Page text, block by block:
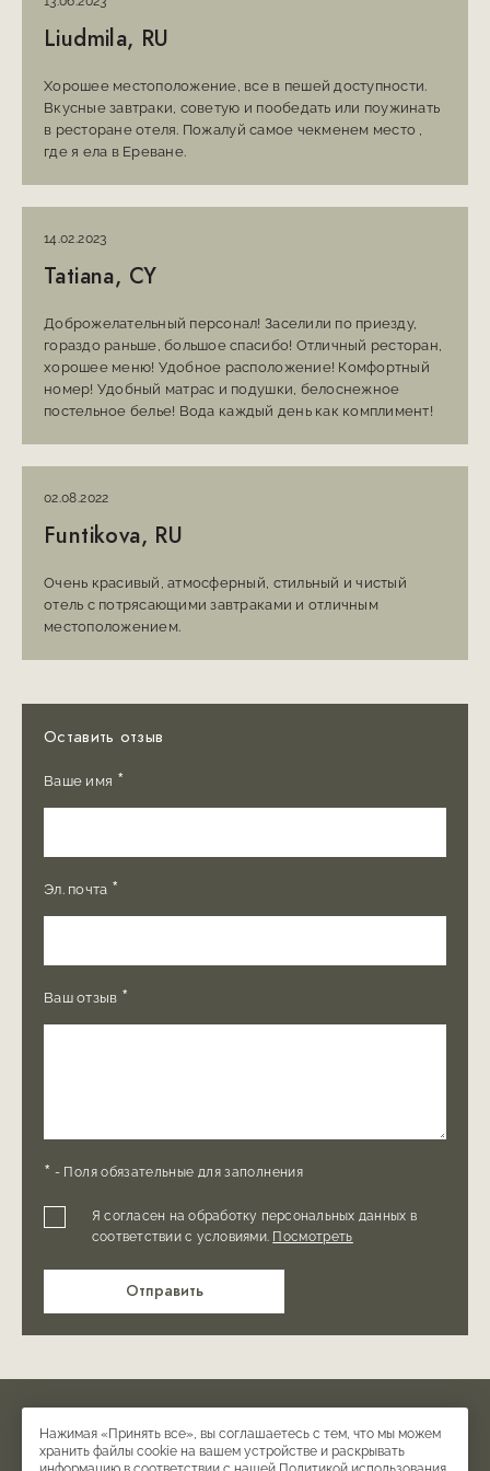
Нажимая «Принять все», вы соглашаетесь с тем, что мы можем
хранить файлы cookie на вашем устройстве и раскрывать
Liudmila, RU
Хорошее местоположение, все в пешей доступности.
Вкусные завтраки, советую и пообедать или поужинать
в ресторане отеля. Пожалуй самое чекменем место ,
где я ела в Ереване.
14.02.2023
Tatiana, CY
Доброжелательный персонал! Заселили по приезду,
гораздо раньше, большое спасибо! Отличный ресторан,
хорошее меню! Удобное расположение! Комфортный
номер! Удобный матрас и подушки, белоснежное
постельное белье! Вода каждый день как комплимент!
02.08.2022
Funtikova, RU
Очень красивый, атмосферный, стильный и чистый
отель с потрясающими завтраками и отличным
местоположением.
Оставить отзыв
Ваше имя *
Эл. почта *
Ваш отзыв *
* - Поля обязательные для заполнения
Я согласен на обработку персональных данных в
соответствии с условиями. Посмотреть
Отправить
© Отель ТУФЕНКЯН ИСТОРИЧЕСКИЙ ЕРЕВАН, 2026
Официальный сайт.